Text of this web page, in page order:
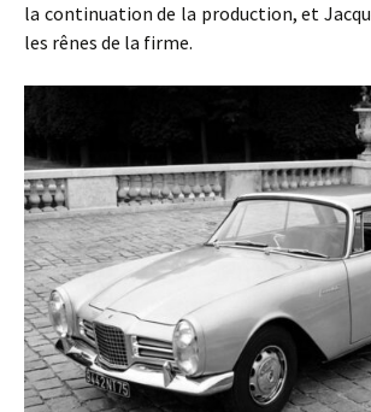
la continuation de la production, et
les rênes de la firme.